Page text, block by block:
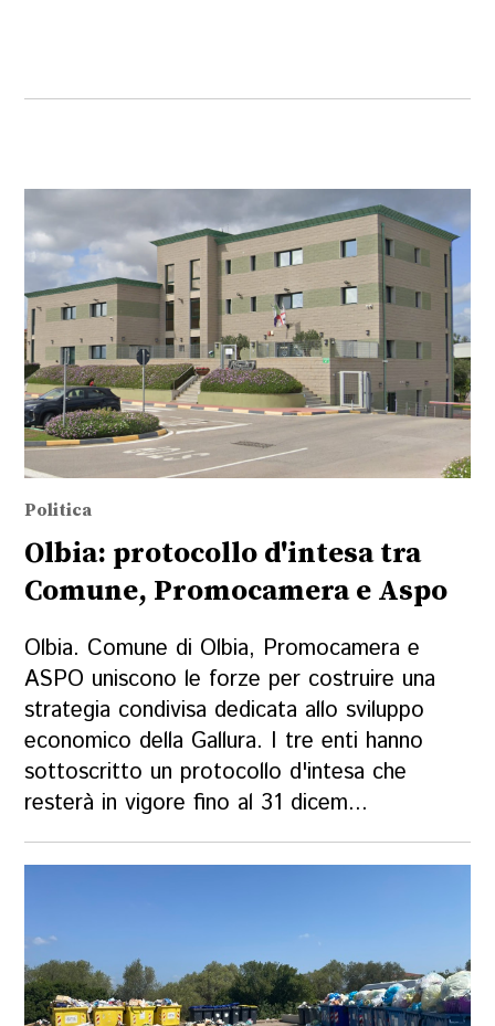
Politica
Olbia: protocollo d'intesa tra
Comune, Promocamera e Aspo
Olbia. Comune di Olbia, Promocamera e
ASPO uniscono le forze per costruire una
strategia condivisa dedicata allo sviluppo
economico della Gallura. I tre enti hanno
sottoscritto un protocollo d'intesa che
resterà in vigore fino al 31 dicem...